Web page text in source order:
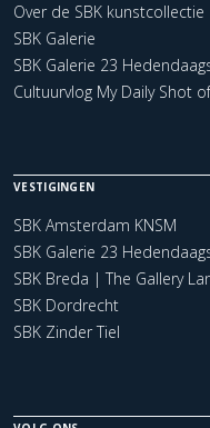
Over de SBK kunstcollectie
SBK Galerie
SBK Galerie 23
Cultuurvlog My Daily Shot
VESTIGINGEN
SBK Amsterdam KNSM
SBK Galerie 23
SBK Breda | The Gallery
SBK Dordrecht
SBK Zinder Tiel